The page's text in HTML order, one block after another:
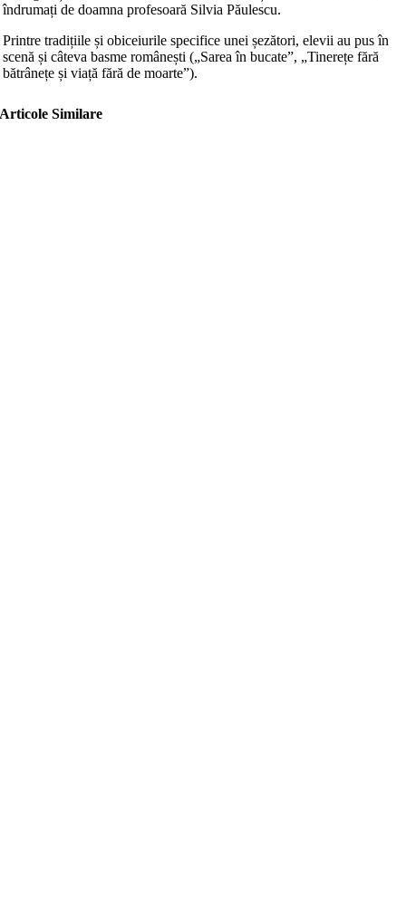
îndrumați de doamna profesoară Silvia Păulescu.
Printre tradițiile și obiceiurile specifice unei șezători, elevii au pus în
scenă și câteva basme românești („Sarea în bucate”, „Tinerețe fără
bătrânețe și viață fără de moarte”).
Articole Similare